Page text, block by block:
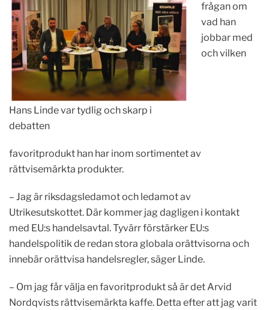
Hans Linde var tydlig och skarp i
debatten
frågan om
vad han
jobbar med
och vilken
favoritprodukt han har inom sortimentet av
rättvisemärkta produkter.
– Jag är riksdagsledamot och ledamot av
Utrikesutskottet. Där kommer jag dagligen i kontakt
med EU:s handelsavtal. Tyvärr förstärker EU:s
handelspolitik de redan stora globala orättvisorna och
innebär orättvisa handelsregler, säger Linde.
– Om jag får välja en favoritprodukt så är det Arvid
Nordqvists rättvisemärkta kaffe. Detta efter att jag varit